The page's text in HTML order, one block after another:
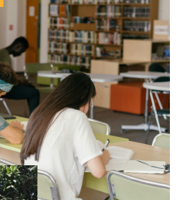
qui met à mal la
de l’enseignement
l’amplification d’un système
au superfétatoire, voire à…